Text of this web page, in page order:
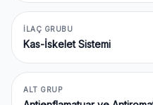
İLAÇ GRUBU
Kas-İskelet Sistemi
ALT GRUP